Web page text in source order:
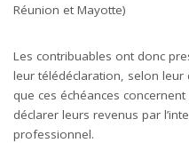
Réunion et Mayotte)
Les contribuables ont donc
leur télédéclaration, selon
que ces échéances
déclarer leurs revenus par
professionnel.